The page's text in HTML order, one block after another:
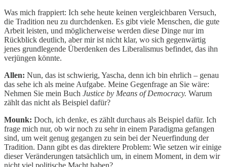
Was mich frappiert: Ich sehe heute keinen vergleichbaren Versuch,
die Tradition neu zu durchdenken. Es gibt viele Menschen, die gute
Arbeit leisten, und möglicherweise werden diese Dinge nur im
Rückblick deutlich, aber mir ist nicht klar, wo sich gegenwärtig
jenes grundlegende Überdenken des Liberalismus befindet, das ihn
verjüngen könnte.
Allen: Nun, das ist schwierig, Yascha, denn ich bin ehrlich – genau
das sehe ich als meine Aufgabe. Meine Gegenfrage an Sie wäre:
Nehmen Sie mein Buch Justice by Means of Democracy. Warum
zählt das nicht als Beispiel dafür?
Mounk: Doch, ich denke, es zählt durchaus als Beispiel dafür. Ich
frage mich nur, ob wir noch zu sehr in einem Paradigma gefangen
sind, um weit genug gegangen zu sein bei der Neuerfindung der
Tradition. Dann gibt es das direktere Problem: Wie setzen wir einige
dieser Veränderungen tatsächlich um, in einem Moment, in dem wir
nicht viel politische Macht haben?